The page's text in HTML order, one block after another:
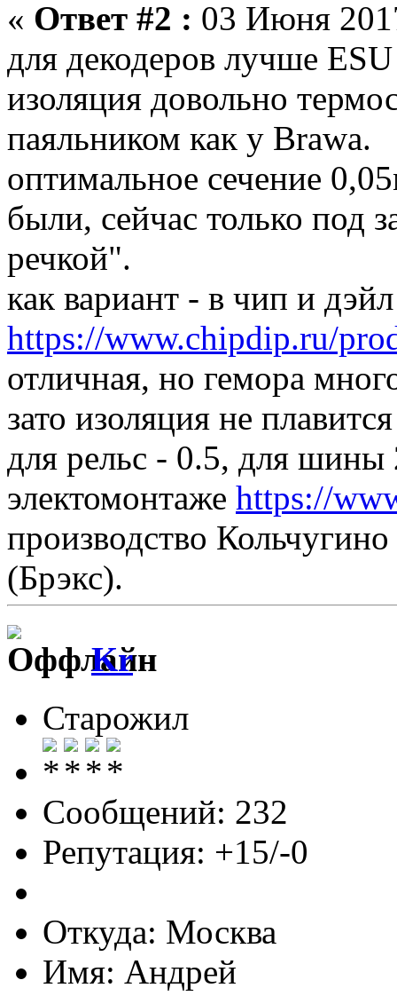
« Ответ #2 : 03 Июня
для декодеров лучше
изоляция довольно
паяльником как у Brawa.
оптимальное сечение
были, сейчас только под
речкой".
как вариант - в чип и
https://www.chipdip.ru/
отличная, но гемора
зато изоляция не
для рельс - 0.5, для шины
электомонтаже https://
производство
(Брэкс).
Kr
Старожил
Сообщений: 232
Репутация: +15/-0
Откуда: Москва
Имя: Андрей